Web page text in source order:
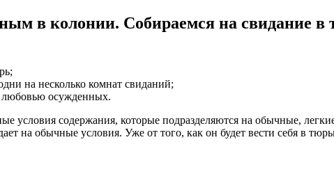
в колонии. Собираемся на свидание
на несколько комнат свиданий;
любовью осужденных.
условия содержания, которые подразделяются на обычные,
на обычные условия. Уже от того, как он будет вести себя в